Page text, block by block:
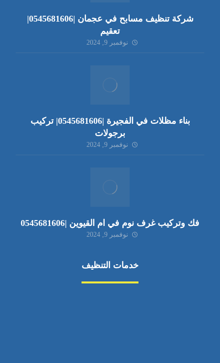
شركة تنظيف مسابح في عجمان |0545681606|
تعقيم
نوفمبر 9, 2024
بناء مظلات في الفجيرة |0545681606| تركيب
برجولات
نوفمبر 9, 2024
فك وتركيب غرف نوم في ام القيوين |0545681606
نوفمبر 9, 2024
خدمات التنظيف